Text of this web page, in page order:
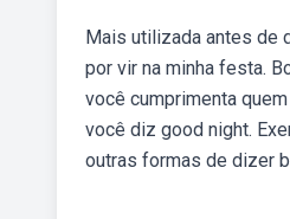
Mais utilizada antes de
por vir na minha festa.
você cumprimenta
você diz good night.
outras formas de dizer